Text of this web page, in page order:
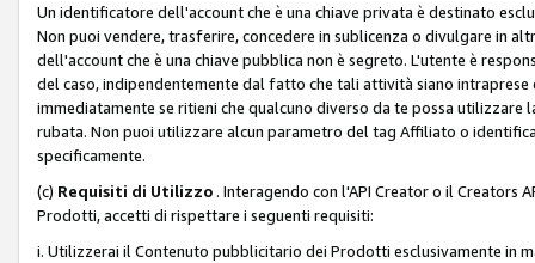
Un identificatore dell'account che è una chiave privata è destinato
Non puoi vendere, trasferire, concedere in sublicenza o divulgare in
dell'account che è una chiave pubblica non è segreto. L'utente è
del caso, indipendentemente dal fatto che tali attività siano
immediatamente se ritieni che qualcuno diverso da te possa
rubata. Non puoi utilizzare alcun parametro del tag Affiliato o
specificamente.
(c) Requisiti di Utilizzo . Interagendo con l'API Creator o il Creators
Prodotti, accetti di rispettare i seguenti requisiti:
i. Utilizzerai il Contenuto pubblicitario dei Prodotti esclusivamente in